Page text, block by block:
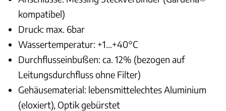
kompatibel)
Druck: max. 6bar
Wassertemperatur: +1…+40°C
Durchflusseinbußen: ca. 12% (bezogen auf
Leitungsdurchfluss ohne Filter)
Gehäusematerial: lebensmittelechtes Aluminium
(eloxiert), Optik gebürstet